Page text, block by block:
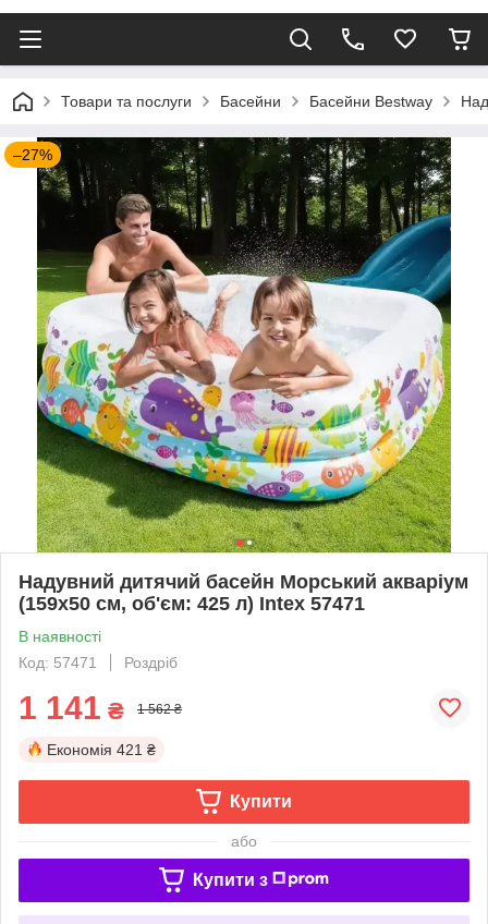
Товари та послуги Басейни Басейни Bestway
–27%
Надувний дитячий басейн Морський акваріум
(159х50 см, об'єм: 425 л) Intex 57471
В наявності
Код: 57471
Роздріб
1 141 ₴ 1 562 ₴
Економія 421 ₴
Купити
або
Купити з